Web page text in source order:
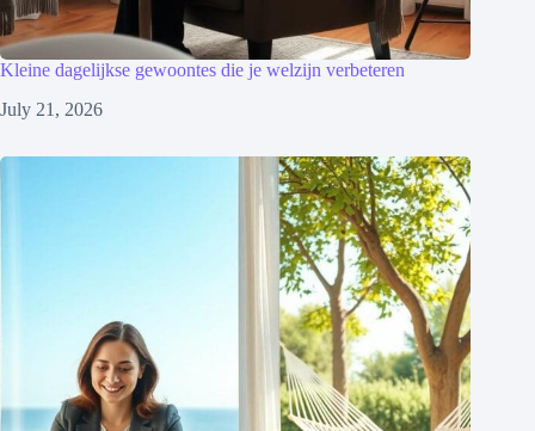
Kleine dagelijkse gewoontes die je welzijn verbeteren
July 21, 2026